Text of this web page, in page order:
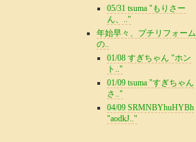
05/31 tsuma "もりさー
ん、.."
年始早々、プチリフォーム
の..
01/08 すぎちゃん "ホン
ト.."
01/09 tsuma "すぎちゃん
さ.."
04/09 SRMNBYhuHYBh
"aodkJ.."